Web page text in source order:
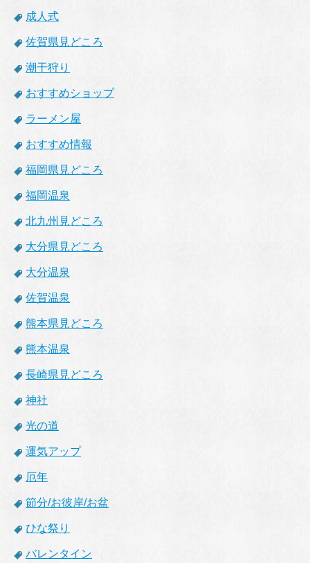
成人式
佐賀県見どころ
潮干狩り
おすすめショップ
ラーメン屋
おすすめ情報
福岡県見どころ
福岡温泉
北九州見どころ
大分県見どころ
大分温泉
佐賀温泉
熊本県見どころ
熊本温泉
長崎県見どころ
神社
光の道
運気アップ
厄年
節分/お彼岸/お盆
ひな祭り
バレンタイン